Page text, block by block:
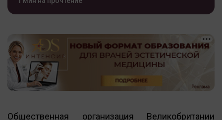
Общественная организация Великобритании